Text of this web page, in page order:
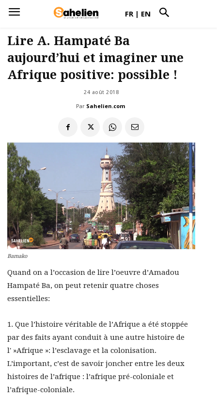
FR | EN
Lire A. Hampaté Ba
aujourd’hui et imaginer une
Afrique positive: possible !
24 août 2018
Par Sahelien.com
Bamako
Quand on a l’occasion de lire l’oeuvre d’Amadou
Hampaté Ba, on peut retenir quatre choses
essentielles:
1. Que l’histoire véritable de l’Afrique a été stoppée
par des faits ayant conduit à une autre histoire de
l' »Afrique »: l’esclavage et la colonisation.
L’important, c’est de savoir joncher entre les deux
histoires de l’afrique : l’afrique pré-coloniale et
l’afrique-coloniale.